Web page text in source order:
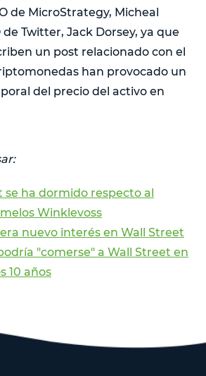
de MicroStrategy, Micheal
de Twitter, Jack Dorsey, ya que
un post relacionado con el
han provocado un
del precio del activo en
se ha dormido respecto al
Winklevoss
nuevo interés en Wall Street
"comerse" a Wall Street en
10 años